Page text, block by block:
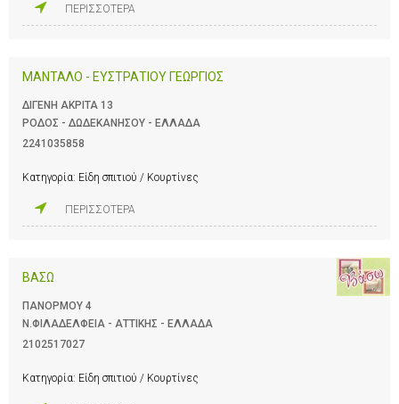
ΠΕΡΙΣΣΟΤΕΡΑ
ΜΑΝΤΑΛΟ - ΕΥΣΤΡΑΤΙΟΥ ΓΕΩΡΓΙΟΣ
ΔΙΓΕΝΗ ΑΚΡΙΤΑ 13
ΡΟΔΟΣ - ΔΩΔΕΚΑΝΗΣΟΥ - ΕΛΛΑΔΑ
2241035858
Κατηγορία: Είδη σπιτιού / Κουρτίνες
ΠΕΡΙΣΣΟΤΕΡΑ
ΒΑΣΩ
ΠΑΝΟΡΜΟΥ 4
Ν.ΦΙΛΑΔΕΛΦΕΙΑ - ΑΤΤΙΚΗΣ - ΕΛΛΑΔΑ
2102517027
Κατηγορία: Είδη σπιτιού / Κουρτίνες